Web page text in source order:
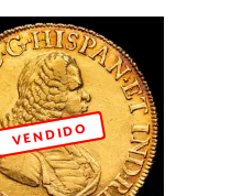
V E N D I D O